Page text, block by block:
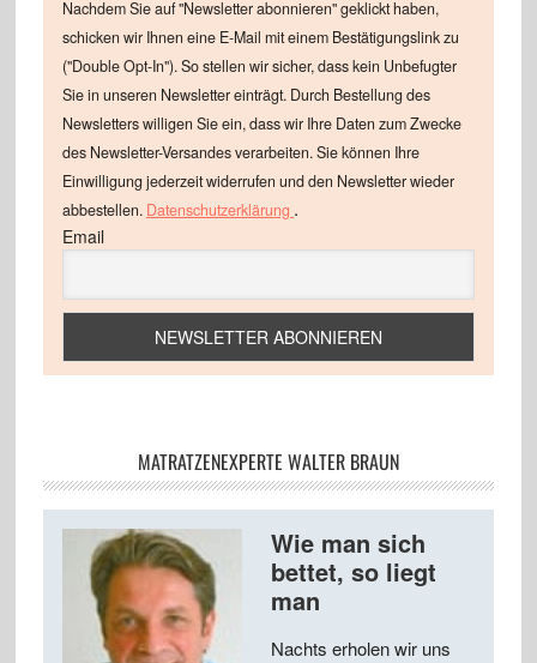
Nachdem Sie auf "Newsletter abonnieren" geklickt haben,
schicken wir Ihnen eine E-Mail mit einem Bestätigungslink zu
("Double Opt-In"). So stellen wir sicher, dass kein Unbefugter
Sie in unseren Newsletter einträgt. Durch Bestellung des
Newsletters willigen Sie ein, dass wir Ihre Daten zum Zwecke
des Newsletter-Versandes verarbeiten. Sie können Ihre
Einwilligung jederzeit widerrufen und den Newsletter wieder
abbestellen. Datenschutzerklärung .
Email
MATRATZENEXPERTE WALTER BRAUN
Wie man sich
bettet, so liegt
man
Nachts erholen wir uns